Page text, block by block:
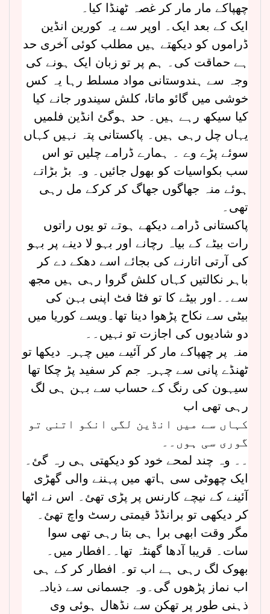
چھپاکے مار مار کر غصہ ٹھنڈا کیا۔
ایک کے بعد ایک۔ اوپر سے یہ کورین انڈین
ڈراموں کو دیکھتے ہیں مطلب کوئی آخری حد
ہے حماقت کی۔ ہم پر تو زبان ایک ہونے کی
وجہ سے ہندوستانی مواد مسلط رہا یہ کس
خوشی میں گائو ماتا، کلش سیندور جانے کیا
کیا سیکھ رہے ہیں۔ حد ہوگئ انڈین فلمیں
یہاں چل رہی ہیں۔ پاکستانی پتہ نہیں کہاں
سوئے پڑے وے ۔ ہمارے ڈرامے چلیں تو اس
سب بکواسیات کو بھول جائیں۔ وہ بڑ بڑاتے
ہوئے منہ جھاگوں جھاگ کر کرکے مل رہی
تھی۔
پاکستانی ڈرامے دیکھے ہوتے تو یوں راتوں
رات بیٹے کے بیاہ رچانے اور بہو لا دینے پر بہو
کی آرتی اتارنے کی بجائے اسے دھکے دے کر
باہر نکالتیں کہاں کلش گروا رہی ہیں مجھ
سے۔۔اور بیٹے کا تو فٹا فٹ اپنی بہن کی
بیٹی سے نکاح پڑھوا دینا تھا۔ویسے کوریا میں
دو شادیوں کی اجازت تو نہیں۔۔
منہ پر چھپاکے مار کر آئیںے میں چہرہ دیکھا تو
ٹھنڈے پانی سے چہرہ جم کر سفید پڑ چکا تھا
سیہون کی رنگ کے حساب سے بہن ہی لگ
رہی تھی اب
کہاں سے میں انڈین لگی انکو اتنی تو
گوری سی ہوں۔۔
۔۔ وہ چند لمحے خود کو دیکھتی ہی رہ گئ۔
ایک چھوٹی سی ہاتھ میں پہننے والی گھڑی
آئینے کے نیچے کارنس پر پڑی تھئ۔ اس نے اٹھا
کر دیکھی تو برانڈڈ قیمتی رسٹ واچ تھئ۔
مگر وقت ابھی برا ہی بتا رہی تھی سوا
سات۔ قریبا آدھا گھنٹہ تھا۔۔افطار میں۔
بھوک لگ رہی ہے اب تو۔ افطار کر کے ہی
اب نماز پڑھوں گی۔وہ جسمانی سے ذیادہ
ذہنی طور پر تھکن سے نڈھال ہوئی وی